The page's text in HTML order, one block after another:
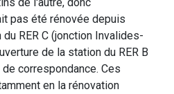
pas été rénovée depuis
RER C (jonction Invalides-
de la station du RER B
correspondance. Ces
en la rénovation